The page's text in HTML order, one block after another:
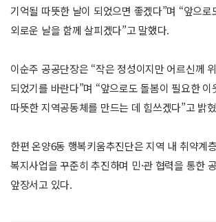
기억될 따뜻한 날이 되었으면 좋겠다”며 “앞으
외로운 날을 함께 살피겠다”고 말했다.
이순주 공공단장은 “작은 정성이지만 어르신께
되었기를 바란다”며 “앞으로도 돌봄이 필요한
따뜻한 지역공동체를 만드는 데 힘쓰겠다”고 밝
한편 온양6동 행복키움추진단은 지역 내 취약계
복지사업을 꾸준히 추진하며 민·관 협력을 통한
앞장서고 있다.